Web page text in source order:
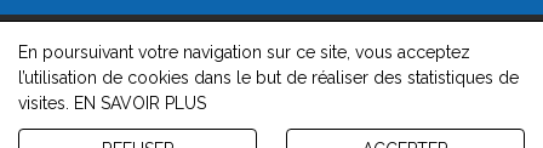
© 2026, Greffe du tribunal de commerce de Saint-Nazaire -
Mentions légales-Contact -Gestion des cookies-Politique de
confidentialité et de cookies
Version : 1.8.1
En poursuivant votre navigation sur ce site, vous acceptez
l’utilisation de cookies dans le but de réaliser des statistiques de
visites.
EN SAVOIR PLUS